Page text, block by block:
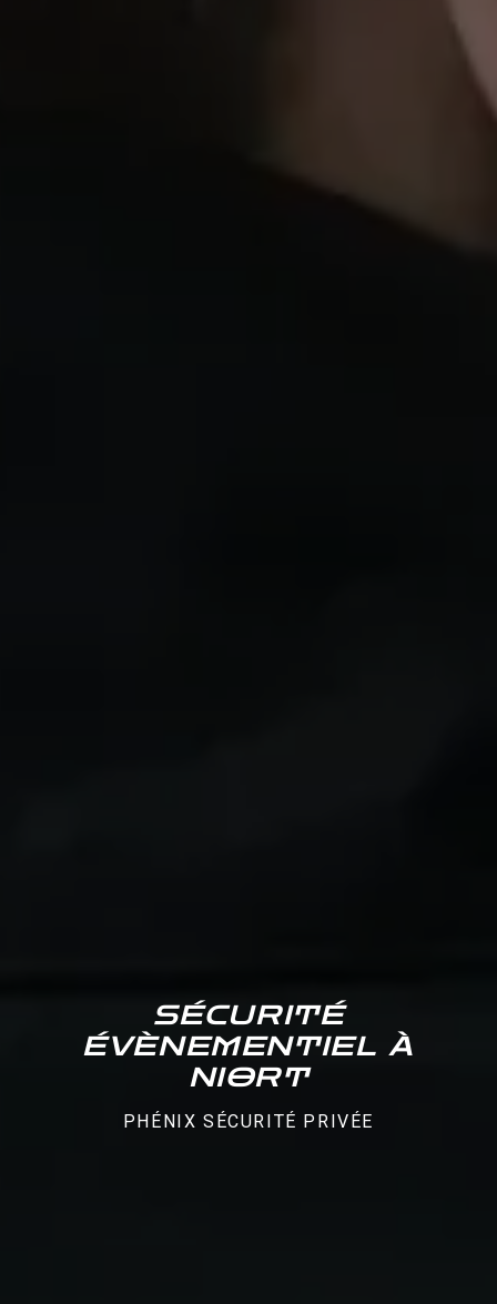
SÉCURITÉ
ÉVÈNEMENTIEL À
NIORT
PHÉNIX SÉCURITÉ PRIVÉE